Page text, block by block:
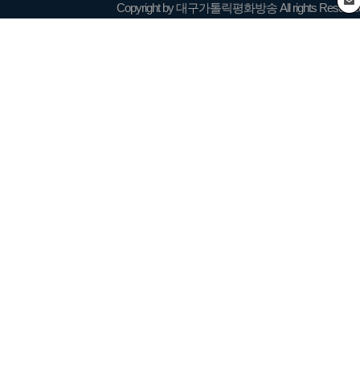
Copyright by 대구가톨릭평화방송 All rights